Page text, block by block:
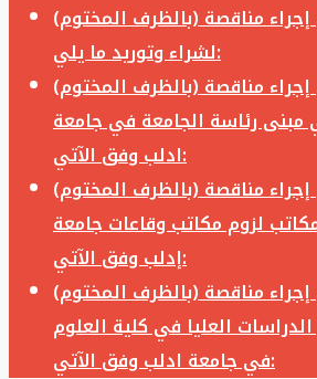
مناقصة (بالظرف المختوم)
لشراء وتوريد ما يلي:
مناقصة (بالظرف المختوم)
مبنى رئاسة الجامعة في جامعة
ادلب وفق الآتي:
مناقصة (بالظرف المختوم)
لزوم مكاتب وقاعات جامعة
إدلب وفق الآتي:
مناقصة (بالظرف المختوم)
العليا في كلية العلوم
في جامعة ادلب وفق الآتي: